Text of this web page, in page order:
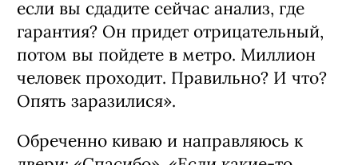
если вы сдадите сейчас анализ, где
гарантия? Он придет отрицательный,
потом вы пойдете в метро. Миллион
человек проходит. Правильно? И что?
Опять заразилися».
Обреченно киваю и направляюсь к